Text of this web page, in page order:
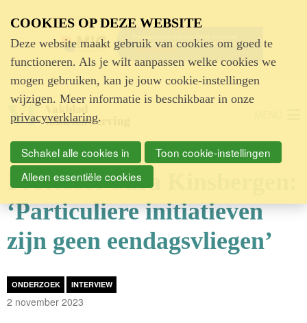
Advertentie
Professor Sara Kinsbergen:
‘Particuliere initiatieven
zijn geen eendagsvliegen’
ONDERZOEK INTERVIEW
2 november 2023
COOKIES OP DEZE WEBSITE
Deze website maakt gebruik van cookies om goed te
functioneren. Als je wilt aanpassen welke cookies we
mogen gebruiken, kan je jouw cookie-instellingen
wijzigen. Meer informatie is beschikbaar in onze
privacyverklaring.
Schakel alle cookies in
Toon cookie-instellingen
Alleen essentiële cookies